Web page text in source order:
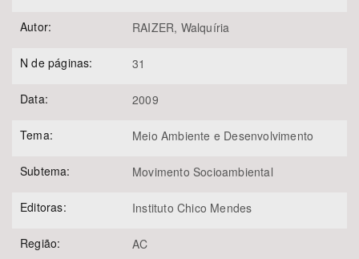
Autor: RAIZER, Walquíria
N de páginas: 31
Data: 2009
Tema: Meio Ambiente e Desenvolvimento
Subtema: Movimento Socioambiental
Editoras: Instituto Chico Mendes
Região: AC